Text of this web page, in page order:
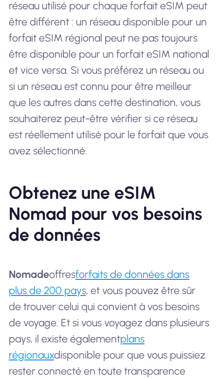
réseau utilisé pour chaque forfait eSIM peut
être différent : un réseau disponible pour un
forfait eSIM régional peut ne pas toujours
être disponible pour un forfait eSIM national
et vice versa. Si vous préférez un réseau ou
si un réseau est connu pour être meilleur
que les autres dans cette destination, vous
souhaiterez peut-être vérifier si ce réseau
est réellement utilisé pour le forfait que vous
avez sélectionné.
Obtenez une eSIM
Nomad pour vos besoins
de données
Nomadeoffresforfaits de données dans
plus de 200 pays, et vous pouvez être sûr
de trouver celui qui convient à vos besoins
de voyage. Et si vous voyagez dans plusieurs
pays, il existe égalementplans
régionauxdisponible pour que vous puissiez
rester connecté en toute transparence